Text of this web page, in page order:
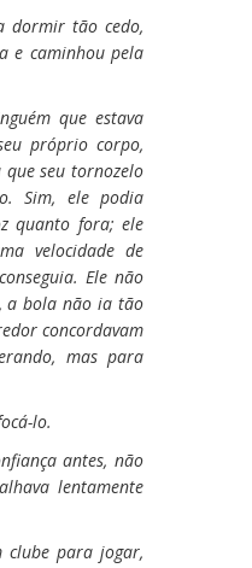
dormir tão cedo,
e caminhou pela
que estava
próprio corpo,
seu tornozelo
Sim, ele podia
quanto fora; ele
velocidade de
Ele não
a bola não ia tão
concordavam
mas para
lo.
antes, não
lentamente
clube para jogar,